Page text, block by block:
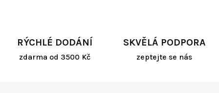
RÝCHLÉ DODÁNÍ
zdarma od 3500 Kč
SKVĚLÁ PODPORA
zeptejte se nás